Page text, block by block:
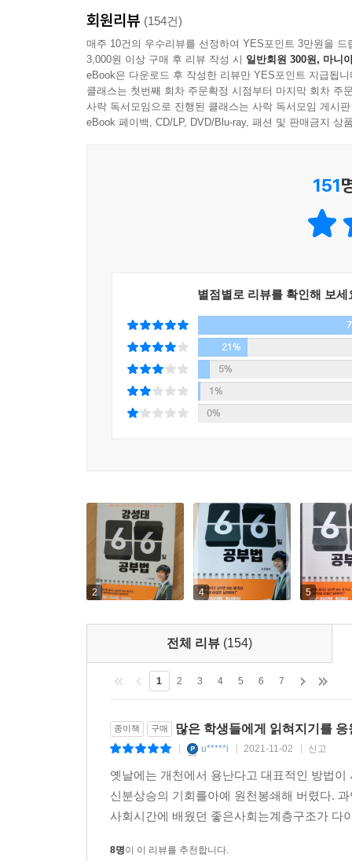
확도가 높아진다.
---「첫 문단만으로 글 전체를 파악하는 속독법」
한 칸 한 칸 계획을 달성할 때마다 사선을 긋거나
내 계획표를 보면 그렇게 행복할 수가 없었다. 누
‘공부할 맛’이다.
공부 습관을 몸과 마음에 새길 수 있도록 만들어 준
공신들이 죽어도 지키는 공부습관 33!
평범한 학생을 공신으로 바꾼 특별한 공부 습관
눈앞의 시험에 급급한 공부만 계속하면 학년이
공신들에게는 죽어도 지키는 공부 습관이 있었다
마인드부터 실전 공부법까지, 공신들이 죽어도
이 책의 조언을 실천한다면 공부 습관이 서서히
기회에 습관을 자신의 것으로 만드는 방법을 안
회원리뷰 (154건)
매주 10건의 우수리뷰를 선정하여 YES포인트 3만원을 드
3,000원 이상 구매 후 리뷰 작성 시 일반회원 300원, 마니
eBook은 다운로드 후 작성한 리뷰만 YES포인트 지급됩니
클래스는 첫번째 회차 주문확정 시점부터 마지막 회차 주
사락 독서모임으로 진행된 클래스는 사락 독서모임 게시
eBook 페이백, CD/LP, DVD/Blu-ray, 패션 및 판매금지 상
151
별점별로 리뷰를 확인해 보세
21%
5%
1%
0%
2 4 5
전체 리뷰 (154)
1 2 3 4 5 6 7
종이책 구매 많은 학생들에게 읽혀지기를 응
u*****i 2021-11-02 신고
옛날에는 개천에서 용난다고 대표적인 방법
신분상승의 기회를아예 원천봉쇄해 버렸다.
사회시간에 배웠던 좋은사회는계층구조가
8명이 이 리뷰를 추천합니다.